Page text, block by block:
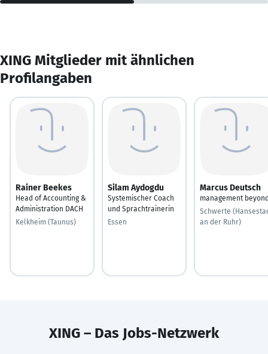
XING Mitglieder mit ähnlichen
Profilangaben
Rainer Beekes
Head of Accounting &
Administration DACH
Kelkheim (Taunus)
Silam Aydogdu
Systemischer Coach
und Sprachtrainerin
Essen
Marcus Deutsch
management
Schwerte
an der Ruhr)
XING – Das Jobs-Netzwerk